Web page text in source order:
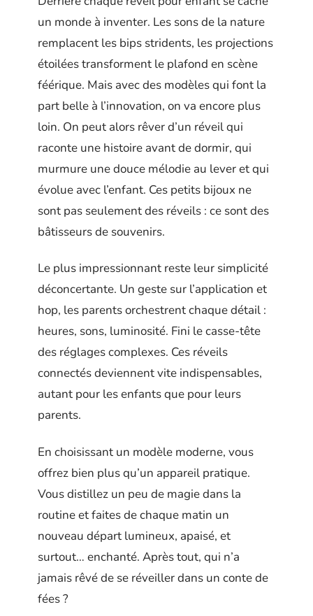
un monde à inventer. Les sons de la nature
remplacent les bips stridents, les projections
étoilées transforment le plafond en scène
féérique. Mais avec des modèles qui font la
part belle à l’innovation, on va encore plus
loin. On peut alors rêver d’un réveil qui
raconte une histoire avant de dormir, qui
murmure une douce mélodie au lever et qui
évolue avec l’enfant. Ces petits bijoux ne
sont pas seulement des réveils : ce sont des
bâtisseurs de souvenirs.
Le plus impressionnant reste leur simplicité
déconcertante. Un geste sur l’application et
hop, les parents orchestrent chaque détail :
heures, sons, luminosité. Fini le casse-tête
des réglages complexes. Ces réveils
connectés deviennent vite indispensables,
autant pour les enfants que pour leurs
parents.
En choisissant un modèle moderne, vous
offrez bien plus qu’un appareil pratique.
Vous distillez un peu de magie dans la
routine et faites de chaque matin un
nouveau départ lumineux, apaisé, et
surtout… enchanté. Après tout, qui n’a
jamais rêvé de se réveiller dans un conte de
fées ?